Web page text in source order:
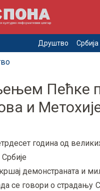
Друштво
Пећке
и
година од
демонстраната и
се говори о страдању